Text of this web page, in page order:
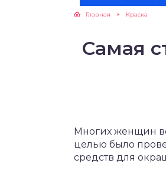
Главная Краска
Самая
Многих женщин
целью было
средств для